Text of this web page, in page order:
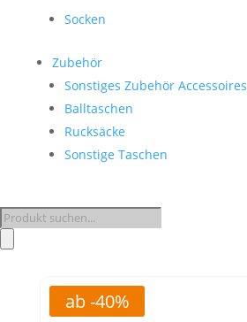
Socken
Zubehör
Sonstiges Zubehör Accessoires
Balltaschen
Rucksäcke
Sonstige Taschen
Products
search
ab -40%